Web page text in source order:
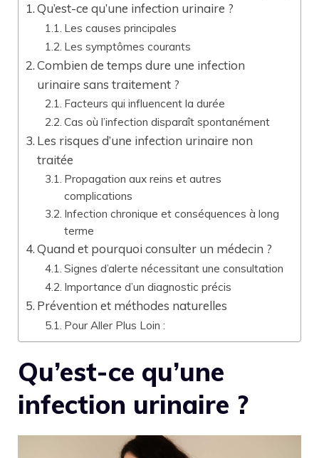
Qu’est-ce qu’une infection urinaire ?
Les causes principales
Les symptômes courants
Combien de temps dure une infection
urinaire sans traitement ?
Facteurs qui influencent la durée
Cas où l’infection disparaît spontanément
Les risques d’une infection urinaire non
traitée
Propagation aux reins et autres
complications
Infection chronique et conséquences à long
terme
Quand et pourquoi consulter un médecin ?
Signes d’alerte nécessitant une consultation
Importance d’un diagnostic précis
Prévention et méthodes naturelles
Pour Aller Plus Loin :
Qu’est-ce qu’une
infection urinaire ?